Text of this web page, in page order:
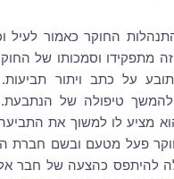
החוקר כאמור לעיל
זה מתפקידו וסמכותו של
על כתב ויתור
להמשך טיפולה של
מציע לו למשוך את
פעל מטעם ובשם חברת
להיתפס כהצעה של חבר